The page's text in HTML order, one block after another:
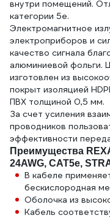
внутри помещений.
категории 5е.
Электромагнитное
электроприборов и
качество сигнала
алюминиевой фольги.
изготовлен из
покрыт изоляцией
ПВХ толщиной 0,5 мм.
За счет усиления
проводников
эффективности
Преимущества
24AWG, CAT5e,
В кабеле
бескислородная
Оболочка из
Кабель